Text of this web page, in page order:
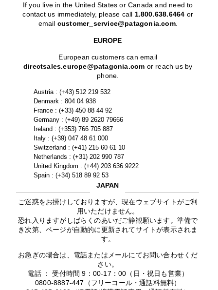
If you live in the United States or Canada and need to
contact us immediately, please call 1.800.638.6464 or
email customer_service@patagonia.com.
EUROPE
European customers can email
directsales.europe@patagonia.com or reach us by
phone.
Austria : (+43) 512 219 532
Denmark : 804 04 938
France : (+33) 450 88 44 92
Germany : (+49) 89 2620 79666
Ireland : (+353) 766 705 887
Italy : (+39) 047 48 61 000
Switzerland : (+41) 215 60 61 10
Netherlands : (+31) 202 990 787
United Kingdom : (+44) 203 636 9222
Spain : (+34) 518 89 92 53
JAPAN
ご迷惑をお掛けしておりますが、現在ウェブサイトがご利
用いただけません。
恐れ入りますがしばらくのあいだご静観願います。準備で
き次第、ページが自動的に更新されてサイトが表示されま
す。
お急ぎの場合は、電話またはメールにてお問い合わせくだ
さい。
電話 ： 受付時間 9：00-17：00（日・祝日も営業）
0800-8887-447（フリーコール・通話料無料）